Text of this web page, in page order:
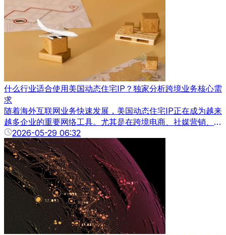
什么行业适合使用美国动态住宅IP？独家分析跨境业务核心需
求
随着海外互联网业务快速发展，美国动态住宅IP正在成为越来
越多企业的重要网络工具。尤其是在跨境电商、社媒营销、数
据采集以及海外广告推广等领域，美国动态住宅IP的应用越来
越广泛。
2026-05-29 06:32